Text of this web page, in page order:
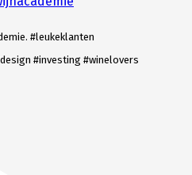
#leukeklanten
#investing #winelovers